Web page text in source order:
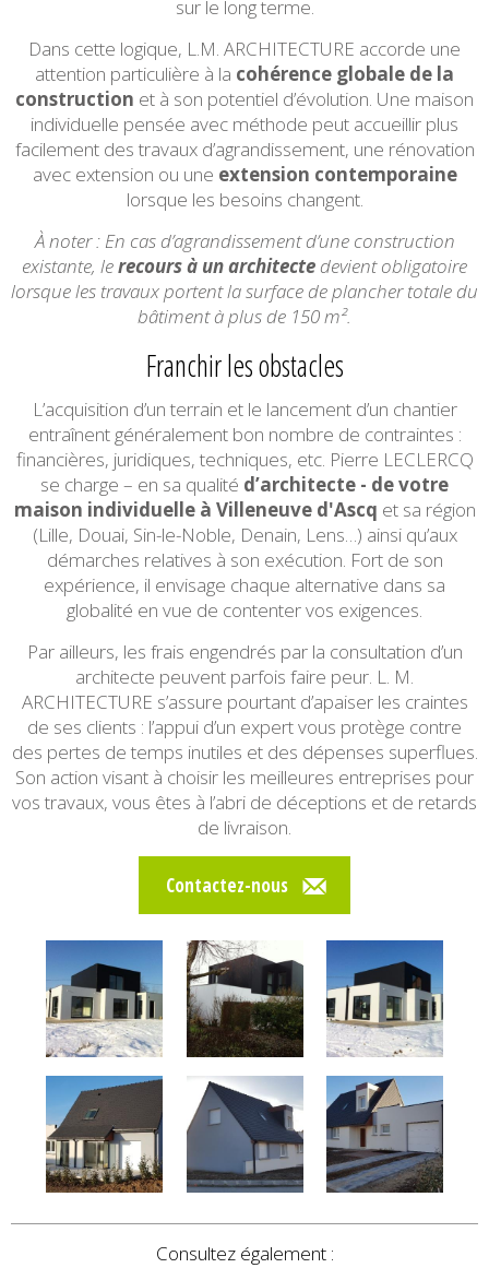
sur le long terme.
Dans cette logique, L.M. ARCHITECTURE accorde une
attention particulière à la cohérence globale de la
construction et à son potentiel d’évolution. Une maison
individuelle pensée avec méthode peut accueillir plus
facilement des travaux d’agrandissement, une rénovation
avec extension ou une extension contemporaine
lorsque les besoins changent.
À noter : En cas d’agrandissement d’une construction
existante, lerecours à un architecte devient obligatoire
lorsque les travaux portent la surface de plancher totale du
bâtiment à plus de 150 m².
Franchir les obstacles
L’acquisition d’un terrain et le lancement d’un chantier
entraînent généralement bon nombre de contraintes :
financières, juridiques, techniques, etc. Pierre LECLERCQ
se charge – en sa qualité d’architecte - de votre
maison individuelle à Villeneuve d'Ascq et sa région
(Lille, Douai, Sin-le-Noble, Denain, Lens…) ainsi qu’aux
démarches relatives à son exécution. Fort de son
expérience, il envisage chaque alternative dans sa
globalité en vue de contenter vos exigences.
Par ailleurs, les frais engendrés par la consultation d’un
architecte peuvent parfois faire peur. L. M.
ARCHITECTURE s’assure pourtant d’apaiser les craintes
de ses clients : l’appui d’un expert vous protège contre
des pertes de temps inutiles et des dépenses superflues.
Son action visant à choisir les meilleures entreprises pour
vos travaux, vous êtes à l’abri de déceptions et de retards
de livraison.
Contactez-nous
Consultez également :